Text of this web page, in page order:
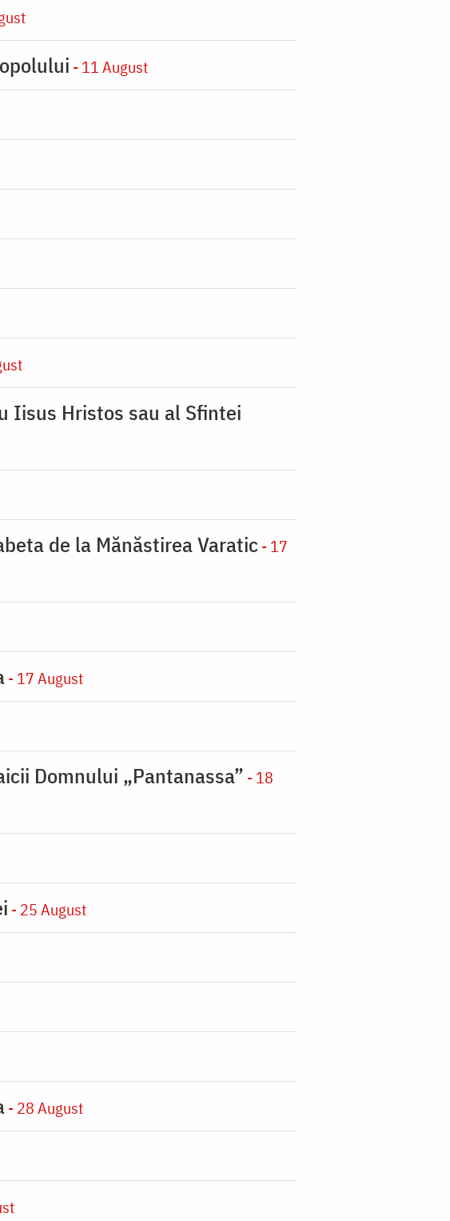
- 11 August
Iisus Hristos sau al Sfintei
de la Mănăstirea Varatic - 17
- 17 August
Domnului „Pantanassa” - 18
- 25 August
- 28 August